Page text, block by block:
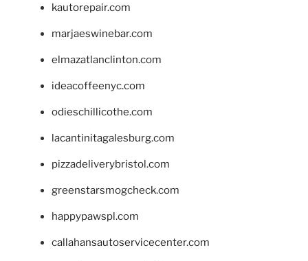
kautorepair.com
marjaeswinebar.com
elmazatlanclinton.com
ideacoffeenyc.com
odieschillicothe.com
lacantinitagalesburg.com
pizzadeliverybristol.com
greenstarsmogcheck.com
happypawspl.com
callahansautoservicecenter.com